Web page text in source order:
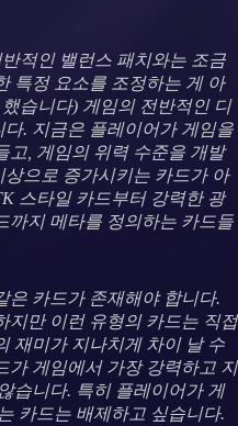
적인 밸런스 패치와는 조금
특정 요소를 조정하는 게 아
습니다) 게임의 전반적인 디
. 지금은 플레이어가 게임을
고, 게임의 위력 수준을 개발
으로 증가시키는 카드가 아
스타일 카드부터 강력한 광
까지 메타를 정의하는 카드들
은 카드가 존재해야 합니다.
지만 이런 유형의 카드는 직접
재미가 지나치게 차이 날 수
가 게임에서 가장 강력하고 지
습니다. 특히 플레이어가 게
카드는 배제하고 싶습니다.